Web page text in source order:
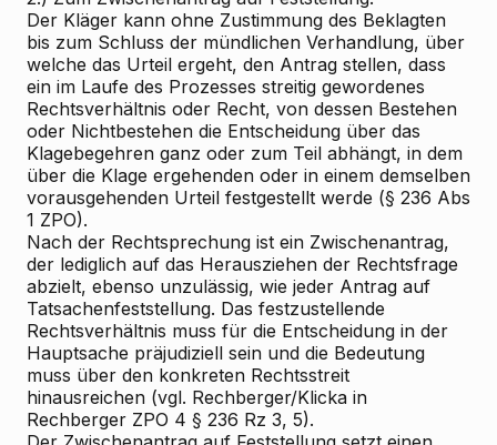
Der Kläger kann ohne Zustimmung des Beklagten
bis zum Schluss der mündlichen Verhandlung, über
welche das Urteil ergeht, den Antrag stellen, dass
ein im Laufe des Prozesses streitig gewordenes
Rechtsverhältnis oder Recht, von dessen Bestehen
oder Nichtbestehen die Entscheidung über das
Klagebegehren ganz oder zum Teil abhängt, in dem
über die Klage ergehenden oder in einem demselben
vorausgehenden Urteil festgestellt werde (§ 236 Abs
1 ZPO).
Nach der Rechtsprechung ist ein Zwischenantrag,
der lediglich auf das Herausziehen der Rechtsfrage
abzielt, ebenso unzulässig, wie jeder Antrag auf
Tatsachenfeststellung. Das festzustellende
Rechtsverhältnis muss für die Entscheidung in der
Hauptsache präjudiziell sein und die Bedeutung
muss über den konkreten Rechtsstreit
hinausreichen (vgl. Rechberger/Klicka in
Rechberger ZPO 4 § 236 Rz 3, 5).